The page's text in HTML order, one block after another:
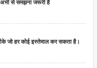
से समझना जरूरी है
जो हर कोई इस्तेमाल कर सकता है।